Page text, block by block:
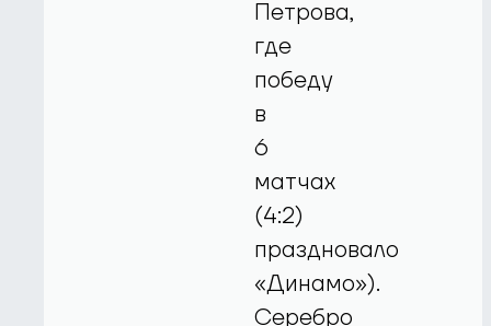
Петрова,
где
победу
в
6
матчах
(4:2)
праздновало
«Динамо»).
Серебро